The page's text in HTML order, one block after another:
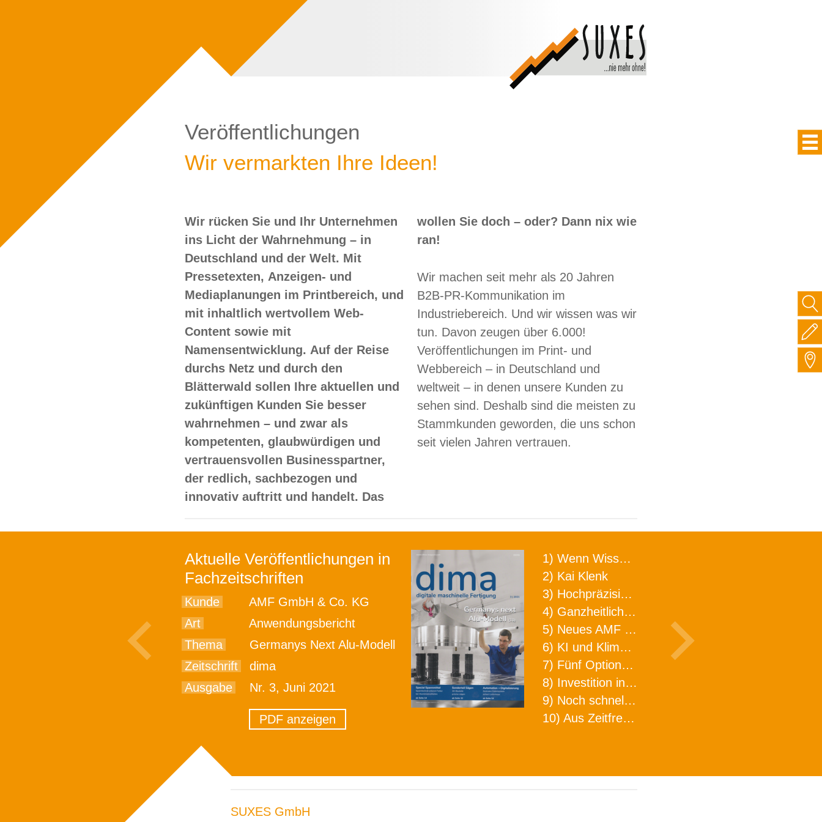
Veröffentlichungen
Wir vermarkten Ihre Ideen!
Wir rücken Sie und Ihr Unternehmen
ins Licht der Wahrnehmung – in
Deutschland und der Welt. Mit
Pressetexten, Anzeigen- und
Mediaplanungen im Printbereich, und
mit inhaltlich wertvollem Web-
Content sowie mit
Namensentwicklung. Auf der Reise
durchs Netz und durch den
Blätterwald sollen Ihre aktuellen und
zukünftigen Kunden Sie besser
wahrnehmen – und zwar als
kompetenten, glaubwürdigen und
vertrauensvollen Businesspartner,
der redlich, sachbezogen und
innovativ auftritt und handelt. Das
wollen Sie doch – oder? Dann nix wie
ran!
Wir machen seit mehr als 20 Jahren
B2B-PR-Kommunikation im
Industriebereich. Und wir wissen was wir
tun. Davon zeugen über 6.000!
Veröffentlichungen im Print- und
Webbereich – in Deutschland und
weltweit – in denen unsere Kunden zu
sehen sind. Deshalb sind die meisten zu
Stammkunden geworden, die uns schon
seit vielen Jahren vertrauen.
Aktuelle Veröffentlichungen in
Fachzeitschriften
Kunde
AMF GmbH & Co. KG
Art
Anwendungsbericht
Thema
Germanys Next Alu-Modell
Zeitschrift
dima
Ausgabe
Nr. 3, Juni 2021
PDF anzeigen
1) Wenn Wissen geht, kann ARNO WERKZEUGE helfen
2) Kai Klenk
3) Hochpräzision in neuer Dimension
4) Ganzheitlicher Ansatz für mehr Effizienz und Produktivität in der Zerspanung
5) Neues AMF Logistikzentrum feierlich eröffnet
6) KI und Klimaschutz im Schaltanlagenbau
7) Fünf Optionen, wie man Zeitfresser in Effizienz umwandelt
8) Investition in Fellbach mit nachhaltiger Logistik und Lagerfläche
9) Noch schnellere Lieferung
10) Aus Zeitfressern wird Effizienz
SUXES GmbH